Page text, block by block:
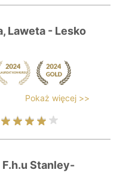
Laweta - Lesko
Pokaż więcej >>
Stanley-